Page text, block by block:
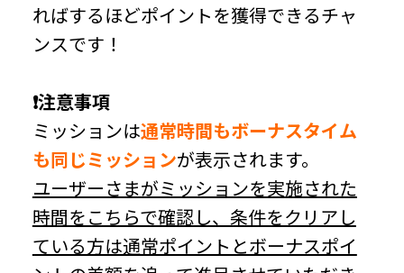
ればするほどポイントを獲得できるチャ
ンスです！
❗注意事項
ミッションは通常時間もボーナスタイム
も同じミッションが表示されます。
ユーザーさまがミッションを実施された
時間をこちらで確認し、条件をクリアし
ている方は通常ポイントとボーナスポイ